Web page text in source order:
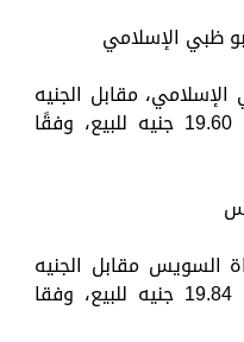
ظبي الإسلامي
مقابل الجنيه
المصري 19.54 جنيه للشراء، و 19.60 جنيه للبيع، وفقًا
السويس مقابل الجنيه
المصري 19.46 جنيه للشراء، و 19.84 جنيه للبيع، وفقا